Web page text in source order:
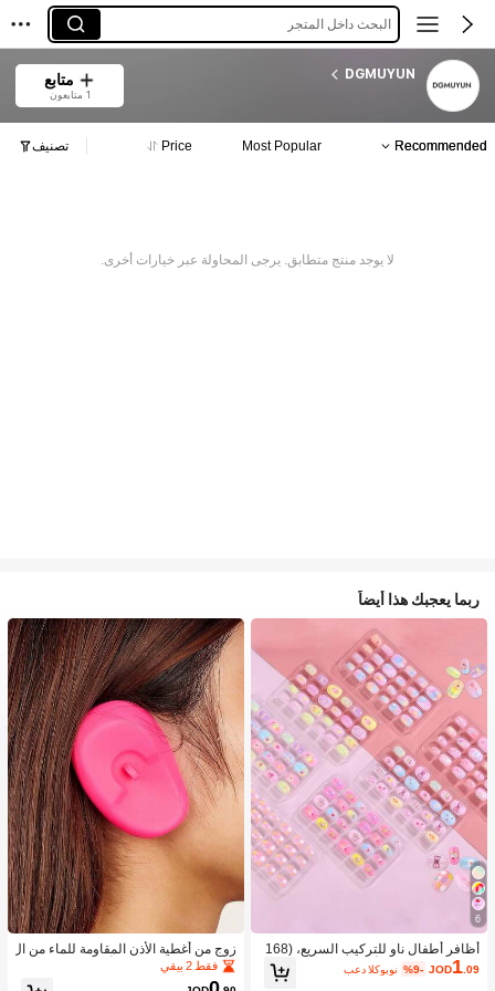
البحث داخل المتجر
DGMUYUN متابع
1 متابعون
Recommended
Most Popular
Price تصنيف
لا يوجد منتج متطابق. يرجى المحاولة عبر خيارات أخرى.
ربما يعجبك هذا أيضاً
6
أظافر أطفال ناو للتركيب السريع، (168
قطعة و 24 قطعة) أظافر صناعية مسبقة
اللصق للأطفال، مجموعة أظافر صناعية
JOD1.09
%9- بعد الكوبون
زوج من أغطية الأذن المقاومة للماء من ال
سيليكون لصبغ الشعر، أداة تصفيف الشع
ر في صالون الحلاقة
فقط 2 بيقي